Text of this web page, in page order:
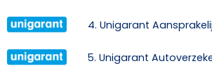
4. Unigarant
5. Unigarant